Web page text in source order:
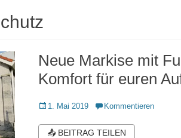
Neue Markise mit
Komfort für euren
Veröffentlicht
1. Mai 2019 Kommentieren
📤 BEITRAG TEILEN